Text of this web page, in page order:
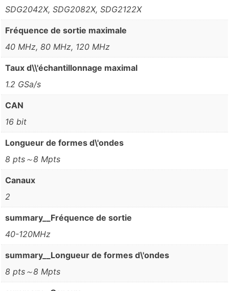
SDG2042X, SDG2082X, SDG2122X
Fréquence de sortie maximale
40 MHz, 80 MHz, 120 MHz
Taux d\\'échantillonnage maximal
1.2 GSa/s
CAN
16 bit
Longueur de formes d\'ondes
8 pts～8 Mpts
Canaux
2
summary__Fréquence de sortie
40-120MHz
summary__Longueur de formes d\'ondes
8 pts～8 Mpts